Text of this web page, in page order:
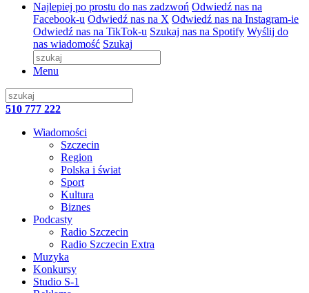
Najlepiej po prostu do nas zadzwoń Odwiedź nas na
Facebook-u Odwiedź nas na X Odwiedź nas na Instagram-ie
Odwiedź nas na TikTok-u Szukaj nas na Spotify Wyślij do
nas wiadomość Szukaj
Menu
510 777 222
Wiadomości
Szczecin
Region
Polska i świat
Sport
Kultura
Biznes
Podcasty
Radio Szczecin
Radio Szczecin Extra
Muzyka
Konkursy
Studio S-1